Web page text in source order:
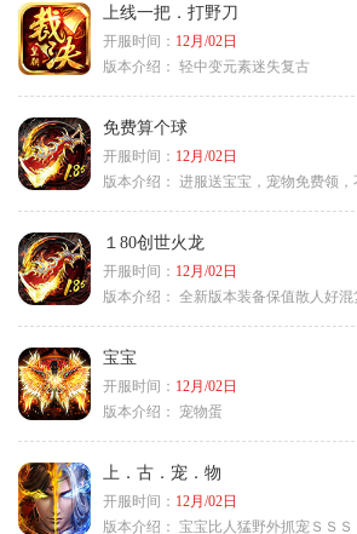
上线一把．打野刀
开服时间： 12月/02日
版本介绍： 轻中变元素迷失复古
免费算个球
开服时间： 12月/02日
版本介绍： 进服送宝宝，宠物免费领，不花？
１80创世火龙
开服时间： 12月/02日
版本介绍： 全新版本装备保值散人好混
宝宝
开服时间： 12月/02日
版本介绍： 宠物蛋
上．古．宠．物
开服时间： 12月/02日
版本介绍： 宝宝比人猛野外抓宠ＳＳＳ